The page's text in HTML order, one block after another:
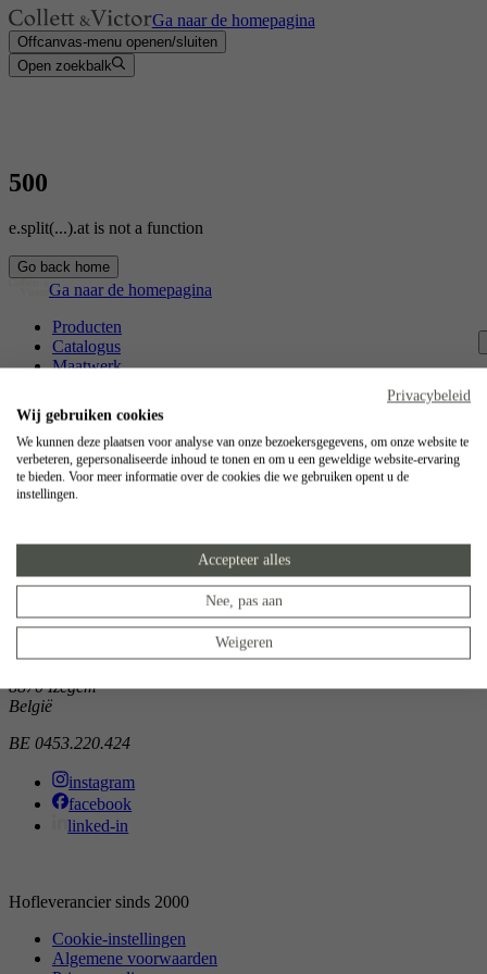
Ga naar de homepagina
Offcanvas-menu openen/sluiten
Open zoekbalk
500
e.split(...).at is not a function
Go back home
Ga naar de homepagina
Producten
Catalogus
Maatwerk
Vakmanschap
Jobs
Collett & Victor
8500 Kortrijk
België
Atelier
8870 Izegem
België
BE 0453.220.424
instagram
facebook
linked-in
Hofleverancier sinds 2000
Cookie-instellingen
Algemene voorwaarden
Privacybeleid
Wij gebruiken cookies
We kunnen deze plaatsen voor analyse van onze bezoekersgegevens, om onze website te
verbeteren, gepersonaliseerde inhoud te tonen en om u een geweldige website-ervaring
te bieden. Voor meer informatie over de cookies die we gebruiken opent u de
instellingen.
Accepteer alles
Nee, pas aan
Weigeren